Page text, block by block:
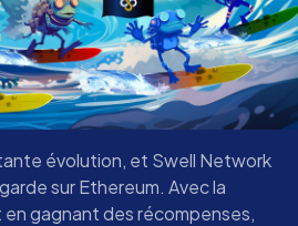
évolution, et Swell Network
sur Ethereum. Avec la
gagnant des récompenses,